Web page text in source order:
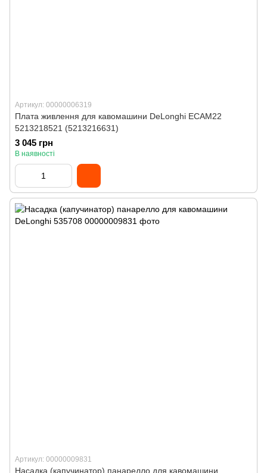
Артикул: 00000006319
Плата живлення для кавомашини DeLonghi ECAM22
5213218521 (5213216631)
3 045 грн
В наявності
Артикул: 00000009831
Насадка (капучинатор) панарелло для кавомашини